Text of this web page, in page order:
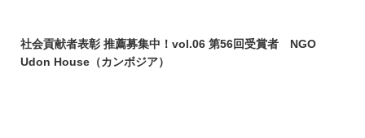
社会貢献者表彰 推薦募集中！vol.06 第56回受賞者 NGO
Udon House（カンボジア）